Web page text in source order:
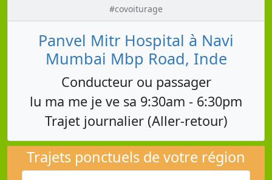
#covoiturage
Panvel Mitr Hospital à Navi
Mumbai Mbp Road, Inde
Conducteur ou passager
lu ma me je ve sa 9:30am - 6:30pm
Trajet journalier (Aller-retour)
Trajets ponctuels de votre région